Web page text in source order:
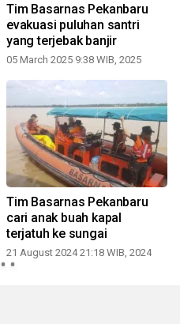
Tim Basarnas Pekanbaru
evakuasi puluhan santri
yang terjebak banjir
05 March 2025 9:38 WIB, 2025
Tim Basarnas Pekanbaru
cari anak buah kapal
terjatuh ke sungai
21 August 2024 21:18 WIB, 2024